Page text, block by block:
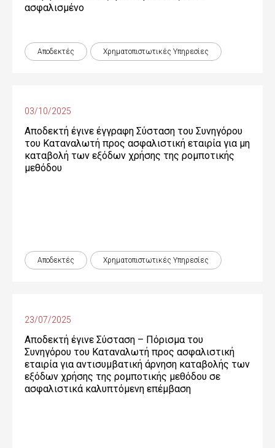
ασφαλισμένο
Αποδεκτές Χρηματοπιστωτικές Yπηρεσίες
03/10/2025
Αποδεκτή έγινε έγγραφη Σύσταση του Συνηγόρου
του Καταναλωτή προς ασφαλιστική εταιρία για μη
καταβολή των εξόδων χρήσης της ρομποτικής
μεθόδου
Αποδεκτές Χρηματοπιστωτικές Yπηρεσίες
23/07/2025
Αποδεκτή έγινε Σύσταση – Πόρισμα του
Συνηγόρου του Καταναλωτή προς ασφαλιστική
εταιρία για αντισυμβατική άρνηση καταβολής των
εξόδων χρήσης της ρομποτικής μεθόδου σε
ασφαλιστικά καλυπτόμενη επέμβαση